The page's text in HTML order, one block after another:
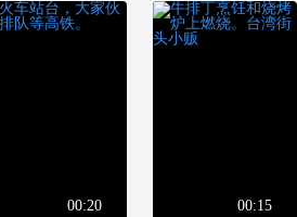
00:20 00:15